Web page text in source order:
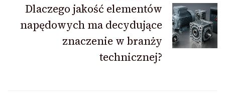
Dlaczego jakość elementów
napędowych ma decydujące
znaczenie w branży
technicznej?